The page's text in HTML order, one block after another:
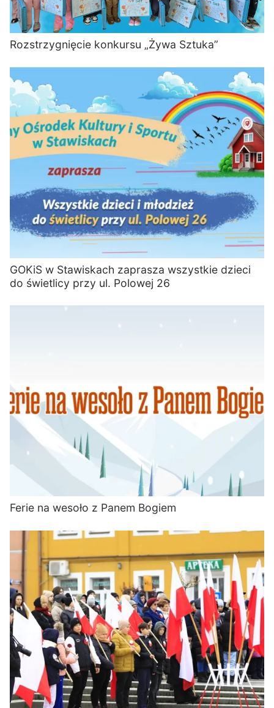
Rozstrzygnięcie konkursu „Żywa Sztuka”
GOKiS w Stawiskach zaprasza wszystkie dzieci
do świetlicy przy ul. Polowej 26
Ferie na wesoło z Panem Bogiem